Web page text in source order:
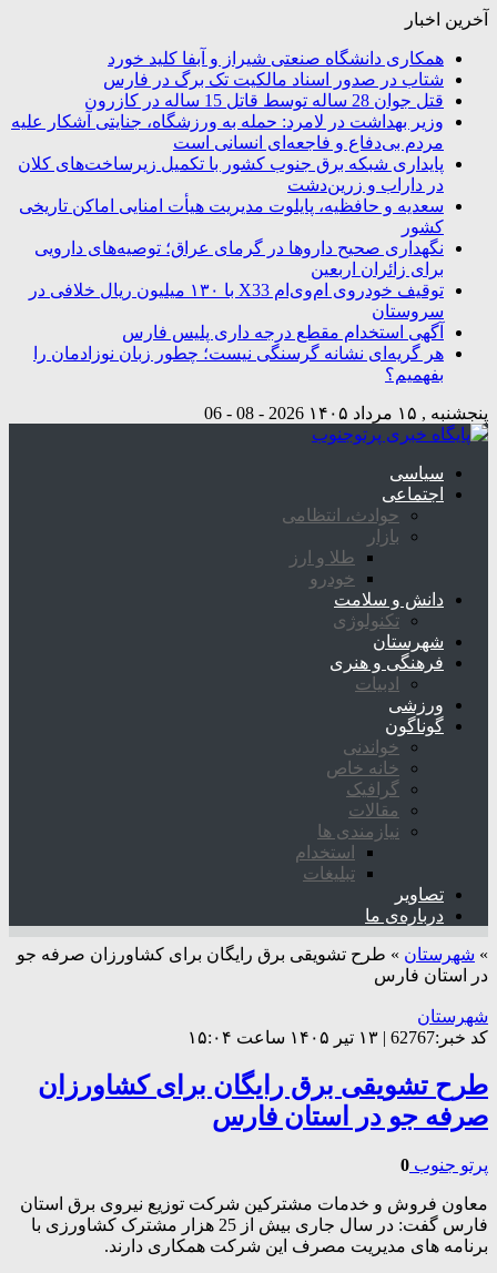
آخرین اخبار
همکاری دانشگاه صنعتی شیراز و آبفا کلید خورد
شتاب در صدور اسناد مالکیت تک برگ در فارس
قتل جوان 28 ساله توسط قاتل 15 ساله در کازرون
وزیر بهداشت در لامرد: حمله به ورزشگاه، جنایتی آشکار علیه
مردم بی‌دفاع و فاجعه‌ای انسانی است
پایداری شبکه برق جنوب کشور با تکمیل زیرساخت‌های کلان
در داراب و زرین‌دشت
سعدیه و حافظیه، پایلوت مدیریت هیأت امنایی اماکن تاریخی
کشور
نگهداری صحیح داروها در گرمای عراق؛ توصیه‌های دارویی
برای زائران اربعین
توقیف خودروی ام‌وی‌ام X33 با ۱۳۰ میلیون ریال خلافی در
سروستان
آگهی استخدام مقطع درجه داری پلیس فارس
هر گریه‌ای نشانه گرسنگی نیست؛ چطور زبان نوزادمان را
بفهمیم؟
پنجشنبه , ۱۵ مرداد ۱۴۰۵ 2026 - 08 - 06
سیاسی
اجتماعی
حوادث، انتظامی
بازار
طلا و ارز
خودرو
دانش و سلامت
تکنولوژی
شهرستان
فرهنگی و هنری
ادبیات
ورزشی
گوناگون
خواندنی
خانه خاص
گرافیک
مقالات
نیازمندی ها
استخدام
تبلیغات
تصاویر
درباره‌ی ما
» شهرستان » طرح تشویقی برق رایگان برای کشاورزان صرفه جو
در استان فارس
شهرستان
کد خبر:62767 | ۱۳ تیر ۱۴۰۵ ساعت ۱۵:۰۴
طرح تشویقی برق رایگان برای کشاورزان
صرفه جو در استان فارس
پرتو جنوب 0
معاون فروش و خدمات مشترکین شرکت توزیع نیروی برق استان
فارس گفت: در سال جاری بیش از 25 هزار مشترک کشاورزی با
برنامه های مدیریت مصرف این شرکت همکاری دارند.